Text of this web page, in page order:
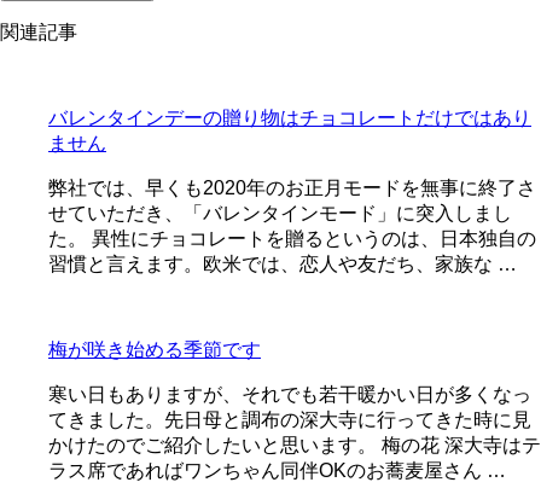
関連記事
バレンタインデーの贈り物はチョコレートだけではあり
ません
弊社では、早くも2020年のお正月モードを無事に終了さ
せていただき、「バレンタインモード」に突入しまし
た。 異性にチョコレートを贈るというのは、日本独自の
習慣と言えます。欧米では、恋人や友だち、家族な …
梅が咲き始める季節です
寒い日もありますが、それでも若干暖かい日が多くなっ
てきました。先日母と調布の深大寺に行ってきた時に見
かけたのでご紹介したいと思います。 梅の花 深大寺はテ
ラス席であればワンちゃん同伴OKのお蕎麦屋さん …